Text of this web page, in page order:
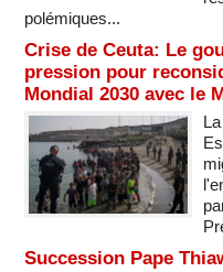
polémiques...
Crise de Ceuta: Le
pression pour
Mondial 2030 avec le
Succession Pape